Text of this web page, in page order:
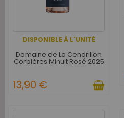
DISPONIBLE À L'UNITÉ
Domaine de La Cendrillon
Corbières Minuit Rosé 2025
13,90 €